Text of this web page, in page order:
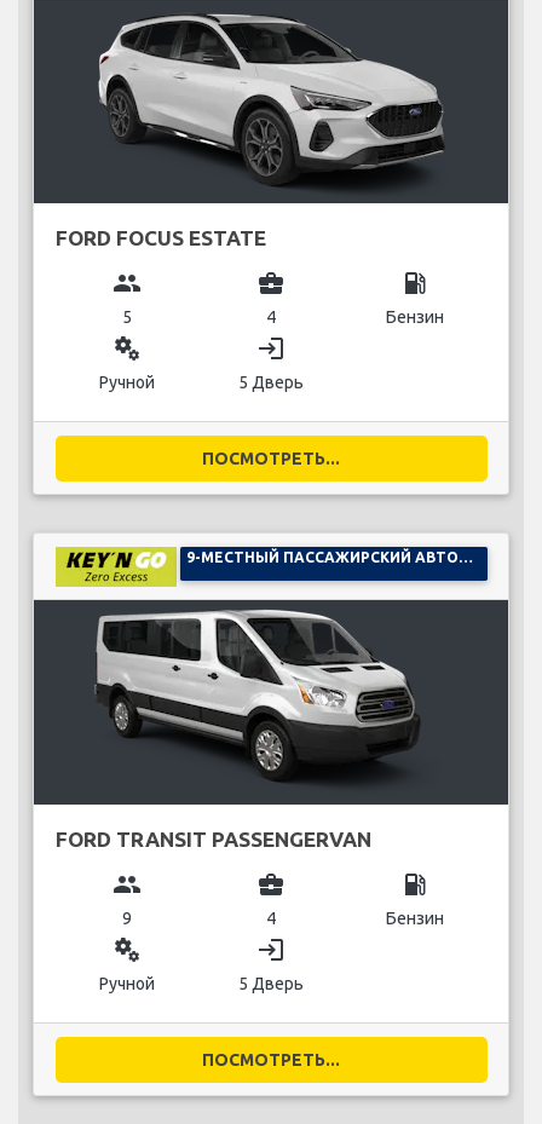
FORD FOCUS ESTATE
group
5
business_center
4
local_gas_station
Бензин
miscellaneous_services
Ручной
login
5 Дверь
ПОСМОТРЕТЬ...
FORD TRANSIT PASSENGERVAN
group
9
business_center
4
local_gas_station
Бензин
miscellaneous_services
Ручной
login
5 Дверь
ПОСМОТРЕТЬ...